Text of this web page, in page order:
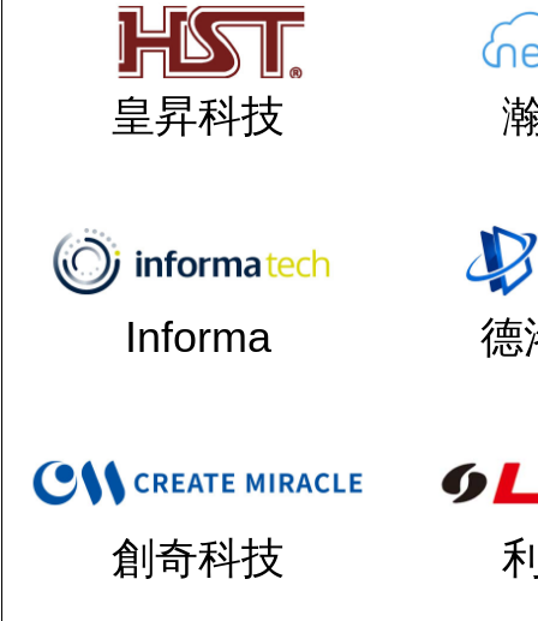
皇昇科技
Informa 德
創奇科技